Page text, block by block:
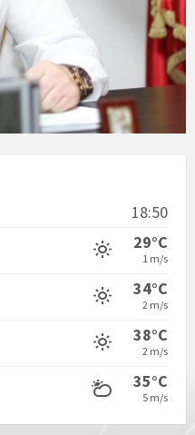
18:50
29°C
1 m/s
34°C
2 m/s
38°C
2 m/s
35°C
5 m/s